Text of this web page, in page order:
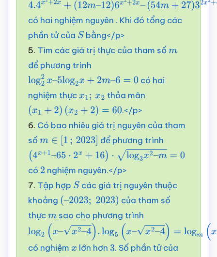
4.4x 2 +2 x+ (12m–
12) 6x2+2x–
(54m +27)3 2x 2+4x=0
có hai nghiệm nguyên . Khi đó tổng các
phần tử của S bằng</p>
5. Tìm các giá trị thực của tham số m
để phương trình
log2 2x–5log2 x+ 2m–6=0
có hai
nghiệm thựcx1;x 2
thỏa mãn
(x1+2) (x 2+2 )= 60
.</p>
6. Có bao nhiêu giá trị nguyên của tham
số m∈[ ;2023]
để phương trình
(4x + 1–65 ⋅2x+ 16 )⋅log3 x2–m=0
có 2 nghiệm nguyên.</p>
7. Tập hợp S các giá trị nguyên thuộc
khoảng (–2023 2023) của tham số
thựcmsao cho phương trình
log2 (x–x2 –
4) log5(x–x 2–
có nghiệm x lớn hơn 3. Số phần tử của